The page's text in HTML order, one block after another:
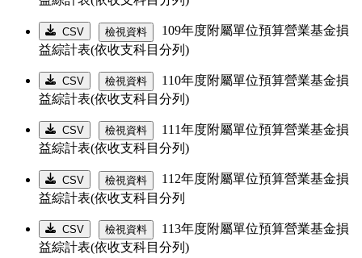
CSV 檢視資料
109年度附屬單位預算營業基金損
益綜計表(依收支科目分列)
CSV 檢視資料
110年度附屬單位預算營業基金損
益綜計表(依收支科目分列)
CSV 檢視資料
111年度附屬單位預算營業基金損
益綜計表(依收支科目分列)
CSV 檢視資料
112年度附屬單位預算營業基金損
益綜計表(依收支科目分列
CSV 檢視資料
113年度附屬單位預算營業基金損
益綜計表(依收支科目分列)